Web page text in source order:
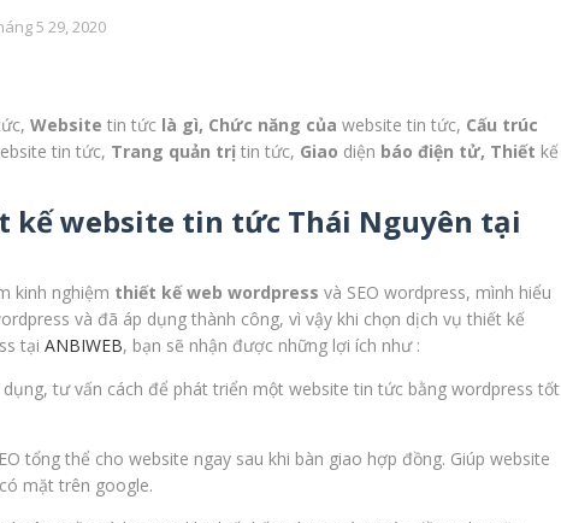
5 29, 2020
Website tin tức là gì, Chức năng của website tin tức, Cấu trúc
tin tức, Trang quản trị tin tức, Giao diện báo điện tử, Thiết kế
kế website tin tức Thái Nguyên tại
kinh nghiệm thiết kế web wordpress và SEO wordpress, mình hiểu
và đã áp dụng thành công, vì vậy khi chọn dịch vụ thiết kế
tại ANBIWEB, bạn sẽ nhận được những lợi ích như :
tư vấn cách để phát triển một website tin tức bằng wordpress tốt
tổng thể cho website ngay sau khi bàn giao hợp đồng. Giúp website
mặt trên google.